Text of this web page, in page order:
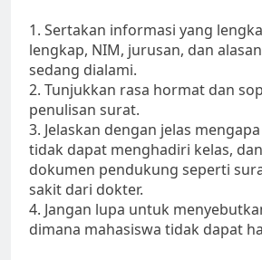
1. Sertakan informasi yang
lengkap, NIM, jurusan, dan
sedang dialami.
2. Tunjukkan rasa hormat dan
penulisan surat.
3. Jelaskan dengan jelas
tidak dapat menghadiri kelas,
dokumen pendukung seperti
sakit dari dokter.
4. Jangan lupa untuk
dimana mahasiswa tidak dapat